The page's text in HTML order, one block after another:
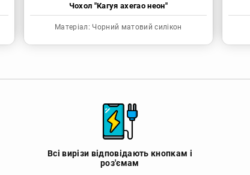
Чохол "Кагуя ахегао неон"
Матеріал: Чорний матовий силікон
Всі вирізи відповідають кнопкам і
роз'ємам